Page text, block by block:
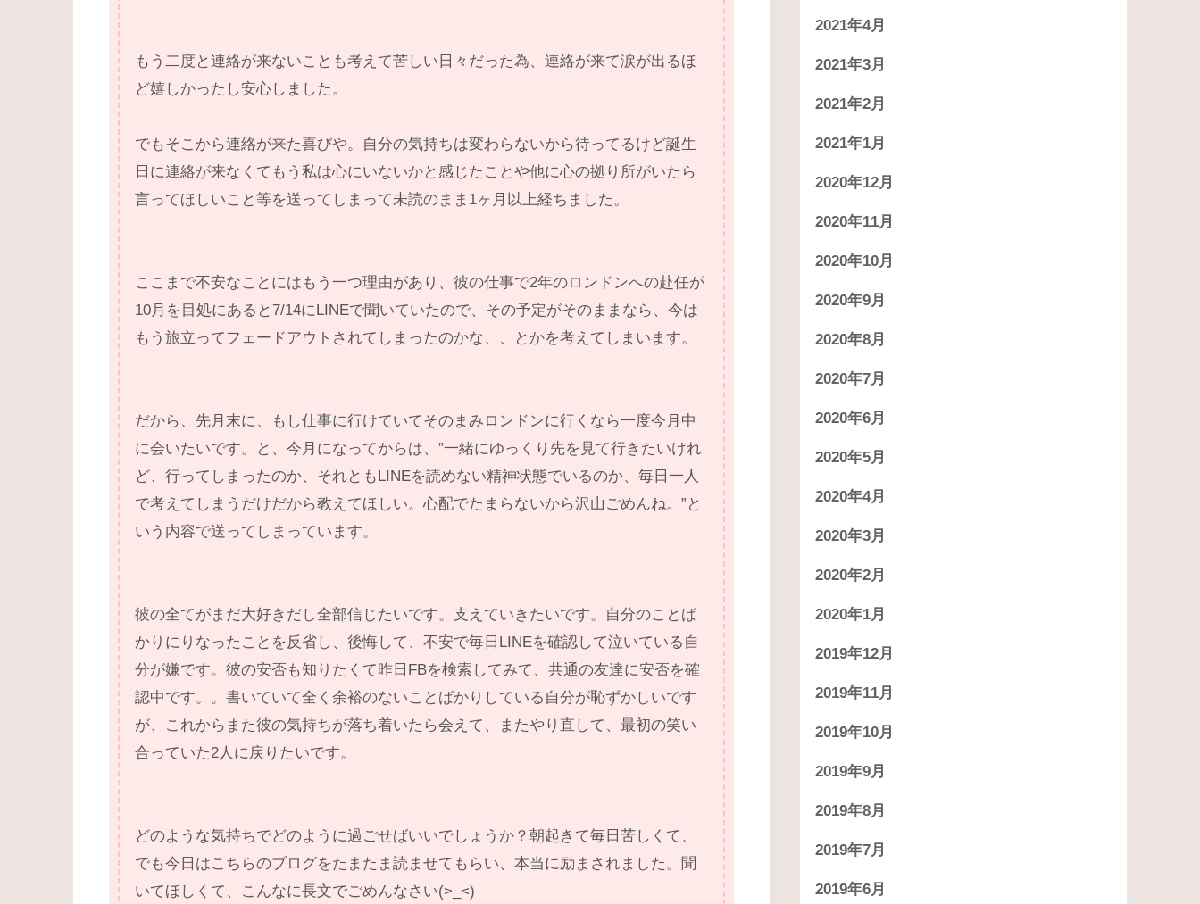
もう二度と連絡が来ないことも考えて苦しい日々だった為、連絡が来て涙が出るほ
ど嬉しかったし安心しました。
でもそこから連絡が来た喜びや。自分の気持ちは変わらないから待ってるけど誕生
日に連絡が来なくてもう私は心にいないかと感じたことや他に心の拠り所がいたら
言ってほしいこと等を送ってしまって未読のまま1ヶ月以上経ちました。
ここまで不安なことにはもう一つ理由があり、彼の仕事で2年のロンドンへの赴任が
10月を目処にあると7/14にLINEで聞いていたので、その予定がそのままなら、今は
もう旅立ってフェードアウトされてしまったのかな、、とかを考えてしまいます。
だから、先月末に、もし仕事に行けていてそのまみロンドンに行くなら一度今月中
に会いたいです。と、今月になってからは、”一緒にゆっくり先を見て行きたいけれ
ど、行ってしまったのか、それともLINEを読めない精神状態でいるのか、毎日一人
で考えてしまうだけだから教えてほしい。心配でたまらないから沢山ごめんね。”と
いう内容で送ってしまっています。
彼の全てがまだ大好きだし全部信じたいです。支えていきたいです。自分のことば
かりにりなったことを反省し、後悔して、不安で毎日LINEを確認して泣いている自
分が嫌です。彼の安否も知りたくて昨日FBを検索してみて、共通の友達に安否を確
認中です。。書いていて全く余裕のないことばかりしている自分が恥ずかしいです
が、これからまた彼の気持ちが落ち着いたら会えて、またやり直して、最初の笑い
合っていた2人に戻りたいです。
どのような気持ちでどのように過ごせばいいでしょうか？朝起きて毎日苦しくて、
でも今日はこちらのブログをたまたま読ませてもらい、本当に励まされました。聞
いてほしくて、こんなに長文でごめんなさい(>_<)
2021年4月
2021年3月
2021年2月
2021年1月
2020年12月
2020年11月
2020年10月
2020年9月
2020年8月
2020年7月
2020年6月
2020年5月
2020年4月
2020年3月
2020年2月
2020年1月
2019年12月
2019年11月
2019年10月
2019年9月
2019年8月
2019年7月
2019年6月